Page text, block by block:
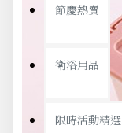
節慶熱賣
衛浴用品
限時活動精選